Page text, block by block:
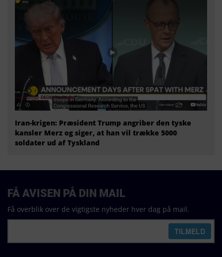
Iran-krigen: Præsident Trump angriber den tyske
kansler Merz og siger, at han vil trække 5000
soldater ud af Tyskland
FÅ AVISEN PÅ DIN MAIL
Få overblik over de vigtigste nyheder hver dag på mail.